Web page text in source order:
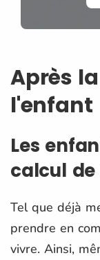
Après
l'enfant
Les
calcul
Tel que déjà
prendre en
vivre. Ainsi,